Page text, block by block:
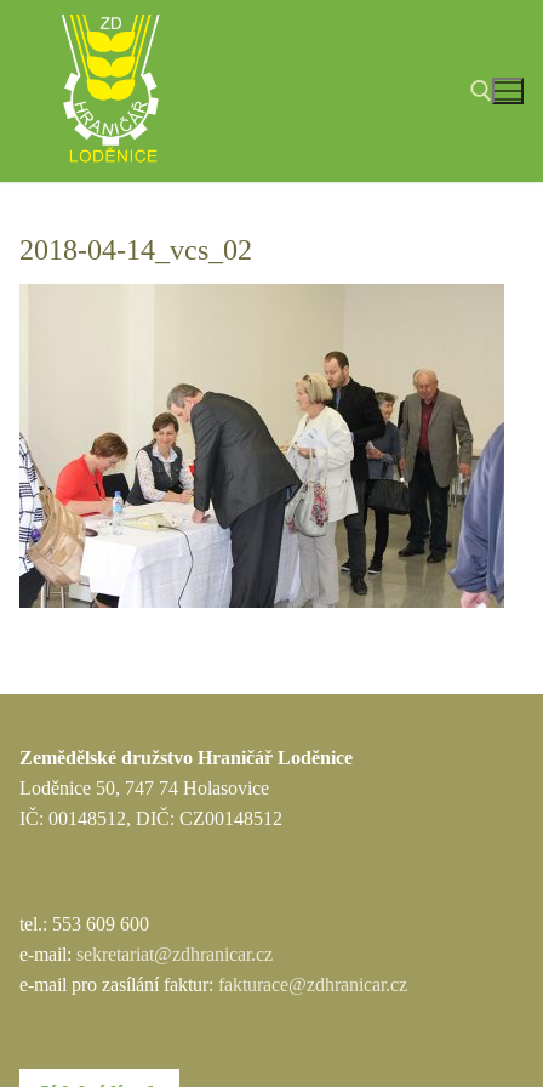
Přeskočit
2018-04-14_vcs_02
Zemědělské družstvo Hraničář Loděnice
Loděnice 50, 747 74 Holasovice
IČ: 00148512, DIČ: CZ00148512
tel.: 553 609 600
e-mail: sekretariat@zdhranicar.cz
e-mail pro zasílání faktur: fakturace@zdhranicar.cz